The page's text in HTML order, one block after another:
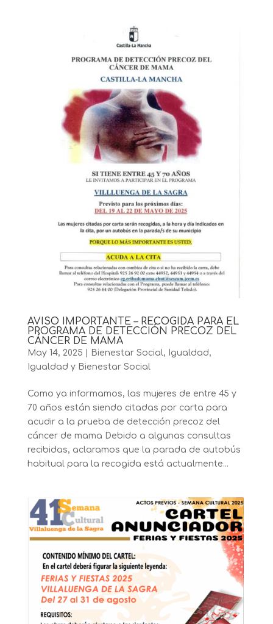
AVISO IMPORTANTE – RECOGIDA PARA EL
PROGRAMA DE DETECCIÓN PRECOZ DEL
CÁNCER DE MAMA
May 14, 2025 Bienestar Social, Igualdad,
Igualdad y Bienestar Social
Como ya informamos, las mujeres de entre 45 y
70 años están siendo citadas por carta para
acudir a la prueba de detección precoz del
cáncer de mama Debido a algunas consultas
recibidas, aclaramos que la parada de autobús
habitual para la recogida está actualmente...